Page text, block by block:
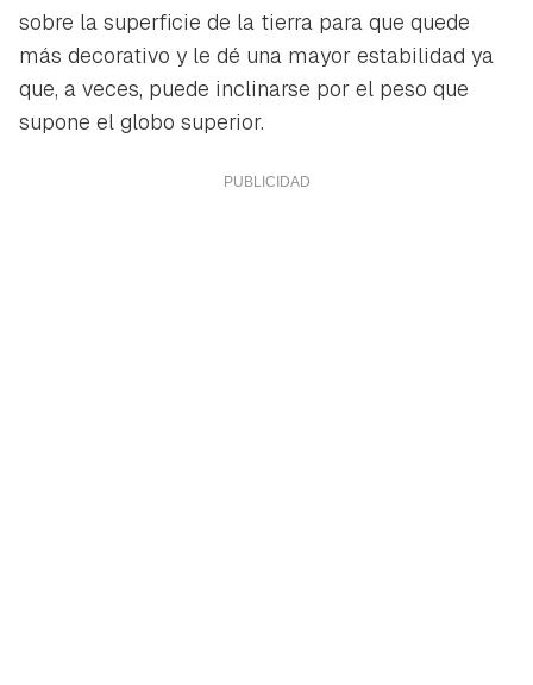
sobre la superficie de la tierra para que quede
más decorativo y le dé una mayor estabilidad ya
que, a veces, puede inclinarse por el peso que
supone el globo superior.